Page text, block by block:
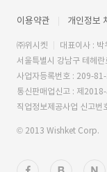
이용약관 개인정보
㈜위시켓
대표이사 : 박
서울특별시 강남구 테헤
사업자등록번호 : 209-
통신판매업신고 : 제
직업정보제공사업 신고
© 2013 Wishket Corp.